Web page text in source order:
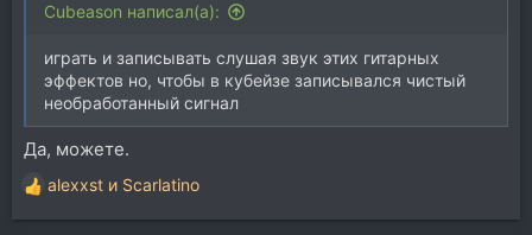
Cubeason написал(а):
играть и записывать слушая звук этих гитарных
эффектов но, чтобы в кубейзе записывался чистый
необработанный сигнал
Да, можете.
Р
е
alexxst и Scarlatino